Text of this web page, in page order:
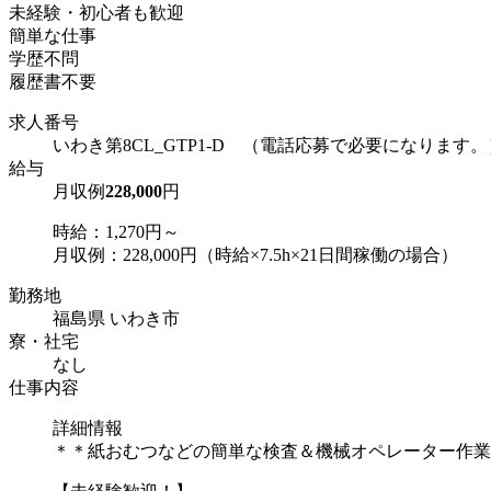
未経験・初心者も歓迎
簡単な仕事
学歴不問
履歴書不要
求人番号
いわき第8CL_GTP1-D （電話応募で必要になります。
給与
月収例228,000円
時給：1,270円～
月収例：228,000円（時給×7.5h×21日間稼働の場合）
勤務地
福島県 いわき市
寮・社宅
なし
仕事内容
詳細情報
＊＊紙おむつなどの簡単な検査＆機械オペレーター作